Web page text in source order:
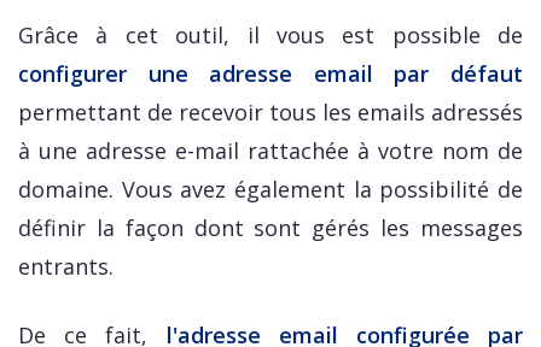
Grâce à cet outil, il vous est possible de
configurer une adresse email par défaut
permettant de recevoir tous les emails adressés
à une adresse e-mail rattachée à votre nom de
domaine. Vous avez également la possibilité de
définir la façon dont sont gérés les messages
entrants.
De ce fait, l'adresse email configurée par